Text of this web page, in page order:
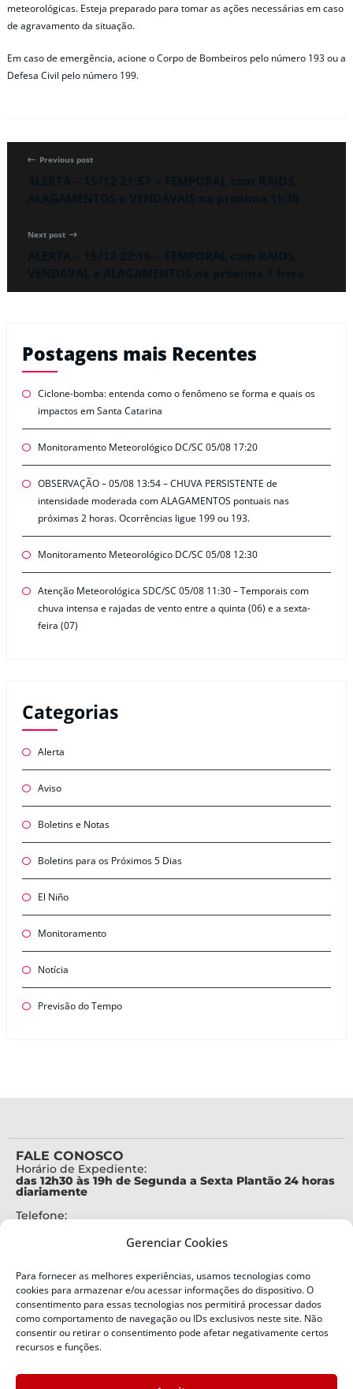
Gerenciar Cookies
Para fornecer as melhores experiências, usamos tecnologias como
cookies para armazenar e/ou acessar informações do dispositivo. O
consentimento para essas tecnologias nos permitirá processar dados
como comportamento de navegação ou IDs exclusivos neste site. Não
consentir ou retirar o consentimento pode afetar negativamente certos
recursos e funções.
meteorológicas. Esteja preparado para tomar as ações necessárias em caso
de agravamento da situação.
Em caso de emergência, acione o Corpo de Bombeiros pelo número 193 ou a
Defesa Civil pelo número 199.
Previous post
Next post
Postagens mais Recentes
Ciclone-bomba: entenda como o fenômeno se forma e quais os
impactos em Santa Catarina
Monitoramento Meteorológico DC/SC 05/08 17:20
OBSERVAÇÃO – 05/08 13:54 – CHUVA PERSISTENTE de
intensidade moderada com ALAGAMENTOS pontuais nas
próximas 2 horas. Ocorrências ligue 199 ou 193.
Monitoramento Meteorológico DC/SC 05/08 12:30
Atenção Meteorológica SDC/SC 05/08 11:30 – Temporais com
chuva intensa e rajadas de vento entre a quinta (06) e a sexta-
feira (07)
Categorias
Alerta
Aviso
Boletins e Notas
Boletins para os Próximos 5 Dias
El Niño
Monitoramento
Notícia
Previsão do Tempo
FALE CONOSCO
Horário de Expediente:
das 12h30 às 19h de Segunda a Sexta Plantão 24 horas
diariamente
Telefone:
Alertas Defesa Civil:
SMS 40199
ENDEREÇO
Defesa Civil do Estado de Santa Catarina
Bairro: